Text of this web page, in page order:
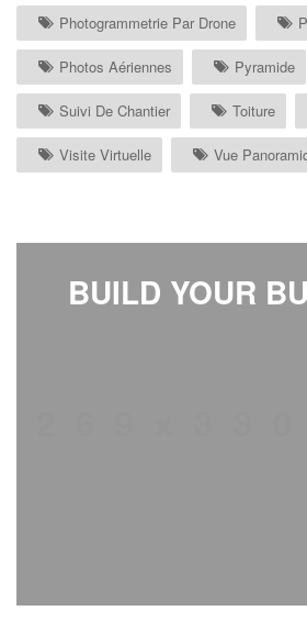
Photogrammetrie Par Drone
Photos Aériennes Pyramide
Suivi De Chantier Toiture
Visite Virtuelle Vue
BUILD YOUR